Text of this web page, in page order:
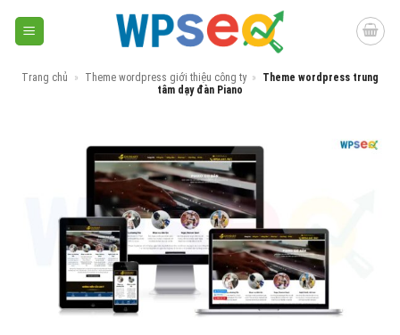
Trang chủ » Theme wordpress giới thiệu công ty »
Theme wordpress trung
tâm dạy đàn Piano